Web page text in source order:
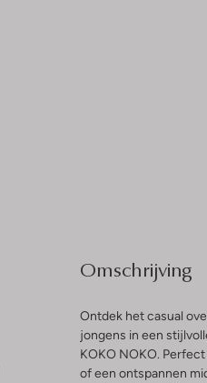
Omschrijving
Ontdek het casual
jongens in een
KOKO NOKO.
of een ontspannen